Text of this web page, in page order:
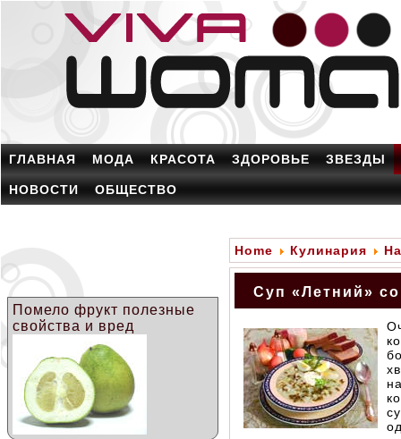
ГЛАВНАЯ МОДА КРАСОТА ЗДОРОВЬЕ ЗВЕЗДЫ
НОВОСТИ ОБЩЕСТВО
Помело фрукт полезные
свойства и вред
Home Кулинария
Суп «Летний»